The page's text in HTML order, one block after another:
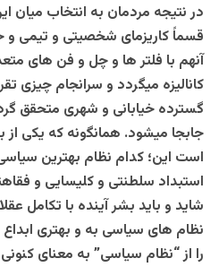
در نتیجه مردمان به انتخاب میان
قسماً کاریزمای شخصیتی و تیمی و
آنهم با فلتر ها و چل و فن های
کانالیزه میگردد و سرانجام چیزی
گسترده خیابانی و شهری متحقق
جابجا میشود. همانگونه که یکی از
است این؛ کدام نظام بهترین
استبداد سلطنتی و کلیسایی و
شاید و باید بشر آینده با تکامل
نظام های سیاسی به و بهتری ابداع
را از “نظام سیاسی” به معنای کنونی